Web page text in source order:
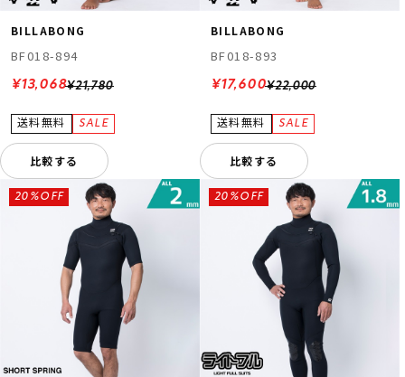
BILLABONG
BF018-894
¥21,780
¥13,068
比較する
BILLABONG
BF018-893
¥22,000
¥17,600
比較する
20%OFF 20%OFF